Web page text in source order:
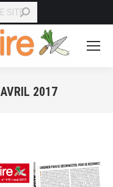
AVRIL 2017